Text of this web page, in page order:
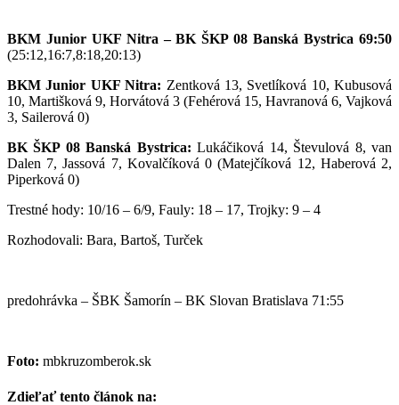
BKM Junior UKF Nitra – BK ŠKP 08 Banská Bystrica 69:50
(25:12,16:7,8:18,20:13)
BKM Junior UKF Nitra: Zentková 13, Svetlíková 10, Kubusová
10, Martišková 9, Horvátová 3 (Fehérová 15, Havranová 6, Vajková
3, Sailerová 0)
BK ŠKP 08 Banská Bystrica: Lukáčiková 14, Števulová 8, van
Dalen 7, Jassová 7, Kovalčíková 0 (Matejčíková 12, Haberová 2,
Piperková 0)
Trestné hody: 10/16 – 6/9, Fauly: 18 – 17, Trojky: 9 – 4
Rozhodovali: Bara, Bartoš, Turček
predohrávka – ŠBK Šamorín – BK Slovan Bratislava 71:55
Foto: mbkruzomberok.sk
Zdieľať tento článok na: